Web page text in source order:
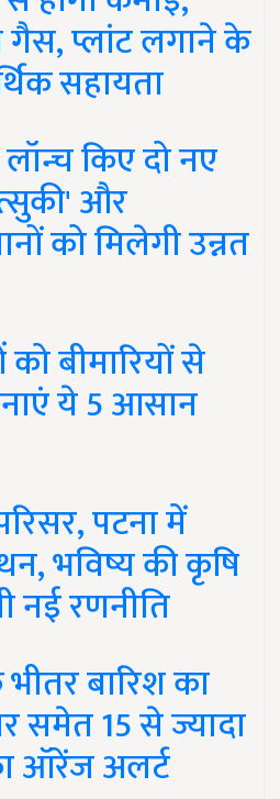
गैस, प्लांट लगाने के
सहायता
किए दो नए
और
को मिलेगी उन्नत
बीमारियों से
ये 5 आसान
पटना में
भविष्य की कृषि
नई रणनीति
बारिश का
समेत 15 से ज्यादा
ऑरेंज अलर्ट